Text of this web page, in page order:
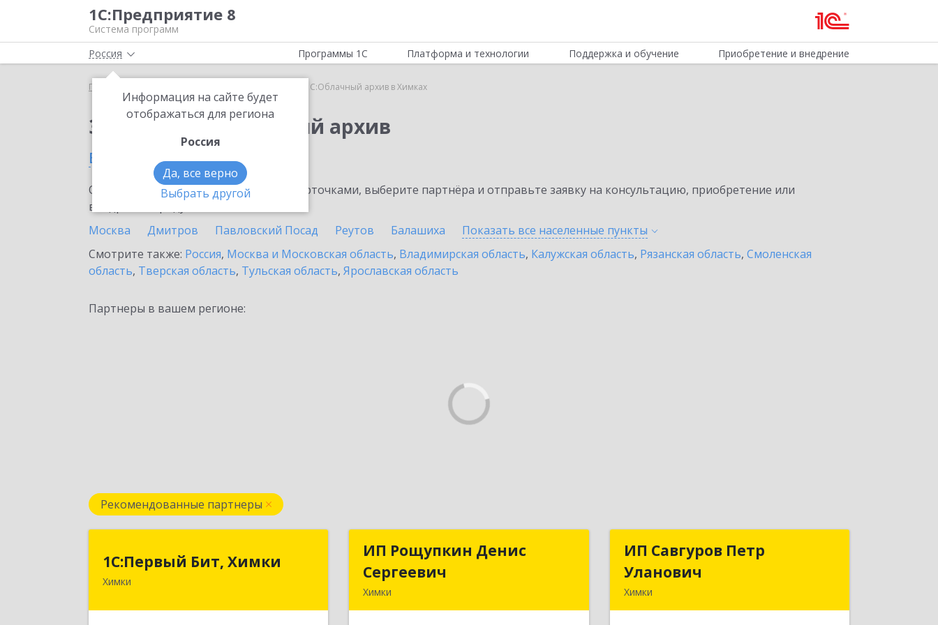
1С:Предприятие 8
Система программ
Россия
Информация на сайте будет
отображаться для региона
Россия
Да, все верно
Выбрать другой
Программы 1С Платформа и технологии Поддержка и обучение Приобретение и внедрение
Главная 1С:Облачный архив в Химках
Заказать 1С:Облачный архив
в Химках
Ознакомьтесь с информационными карточками, выберите партнёра и отправьте заявку на консультацию, приобретение или
внедрение продукта.
Москва
Дмитров Павловский Посад Реутов Балашиха Показать все населенные пункты
Смотрите также: Россия, Москва и Московская область, Владимирская область, Калужская область, Рязанская область, Смоленская
область, Тверская область, Тульская область, Ярославская область
Партнеры в вашем регионе:
Рекомендованные партнеры
1С:Первый Бит, Химки
Химки
1С:Первый Бит, Химки
141402, Московская обл, г.о. Химки,
ИП Рощупкин Денис
Сергеевич
Химки
ИП Рощупкин Денис
ИП Савгуров Петр
Уланович
Химки
ИП Савгуров Петр